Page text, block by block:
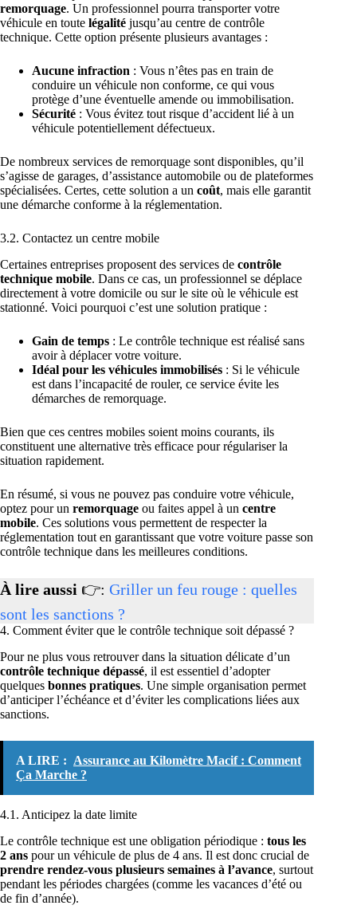
remorquage. Un professionnel pourra transporter votre
véhicule en toute légalité jusqu’au centre de contrôle
technique. Cette option présente plusieurs avantages :
Aucune infraction : Vous n’êtes pas en train de
conduire un véhicule non conforme, ce qui vous
protège d’une éventuelle amende ou immobilisation.
Sécurité : Vous évitez tout risque d’accident lié à un
véhicule potentiellement défectueux.
De nombreux services de remorquage sont disponibles, qu’il
s’agisse de garages, d’assistance automobile ou de plateformes
spécialisées. Certes, cette solution a un coût, mais elle garantit
une démarche conforme à la réglementation.
3.2. Contactez un centre mobile
Certaines entreprises proposent des services de contrôle
technique mobile. Dans ce cas, un professionnel se déplace
directement à votre domicile ou sur le site où le véhicule est
stationné. Voici pourquoi c’est une solution pratique :
Gain de temps : Le contrôle technique est réalisé sans
avoir à déplacer votre voiture.
Idéal pour les véhicules immobilisés : Si le véhicule
est dans l’incapacité de rouler, ce service évite les
démarches de remorquage.
Bien que ces centres mobiles soient moins courants, ils
constituent une alternative très efficace pour régulariser la
situation rapidement.
En résumé, si vous ne pouvez pas conduire votre véhicule,
optez pour un remorquage ou faites appel à un centre
mobile. Ces solutions vous permettent de respecter la
réglementation tout en garantissant que votre voiture passe son
contrôle technique dans les meilleures conditions.
À lire aussi 👉: Griller un feu rouge : quelles
sont les sanctions ?
4. Comment éviter que le contrôle technique soit dépassé ?
Pour ne plus vous retrouver dans la situation délicate d’un
contrôle technique dépassé, il est essentiel d’adopter
quelques bonnes pratiques. Une simple organisation permet
d’anticiper l’échéance et d’éviter les complications liées aux
sanctions.
A LIRE : Assurance au Kilomètre Macif : Comment
Ça Marche ?
4.1. Anticipez la date limite
Le contrôle technique est une obligation périodique : tous les
2 ans pour un véhicule de plus de 4 ans. Il est donc crucial de
prendre rendez-vous plusieurs semaines à l’avance, surtout
pendant les périodes chargées (comme les vacances d’été ou
de fin d’année).